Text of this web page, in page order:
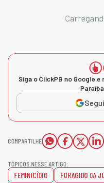
Siga o ClickPB no Google
COMPARTILHE
TÓPICOS NESSE ARTIGO:
FEMINICÍDIO FORAGIDO DA